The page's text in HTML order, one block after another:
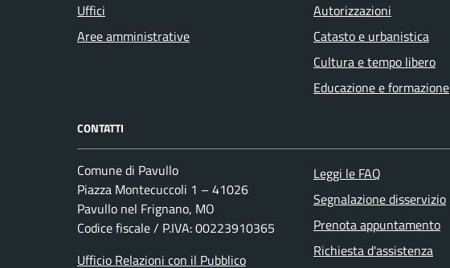
Uffici
Aree amministrative
Autorizzazioni
Catasto e urbanistica
Cultura e tempo libero
Educazione e formazione
CONTATTI
Comune di Pavullo
Piazza Montecuccoli 1 – 41026
Pavullo nel Frignano, MO
Codice fiscale / P.IVA: 00223910365
Ufficio Relazioni con il Pubblico
Leggi le FAQ
Segnalazione disservizio
Prenota appuntamento
Richiesta d'assistenza